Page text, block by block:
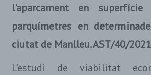
l'aparcament en
parquímetres en
ciutat de Manlleu. AST/40/2021
L’estudi de viabilitat